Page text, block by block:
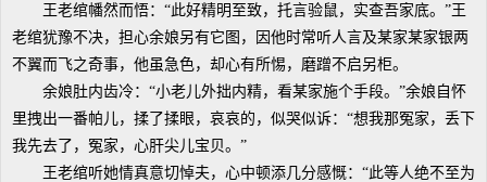
王老绾幡然而悟：“此好精明至致，托言验鼠，实查吾家底。”王
老绾犹豫不决，担心余娘另有它图，因他时常听人言及某家某家银两
不翼而飞之奇事，他虽急色，却心有所惕，磨蹭不启另柜。
余娘肚内齿冷：“小老儿外拙内精，看某家施个手段。”余娘自怀
里拽出一番帕儿，揉了揉眼，哀哀的，似哭似诉：“想我那冤家，丢下
我先去了，冤家，心肝尖儿宝贝。”
王老绾听她情真意切悼夫，心中顿添几分感慨：“此等人绝不至为